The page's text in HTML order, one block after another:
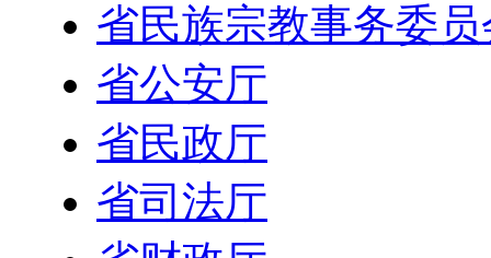
省民族宗教事务委员
省公安厅
省民政厅
省司法厅